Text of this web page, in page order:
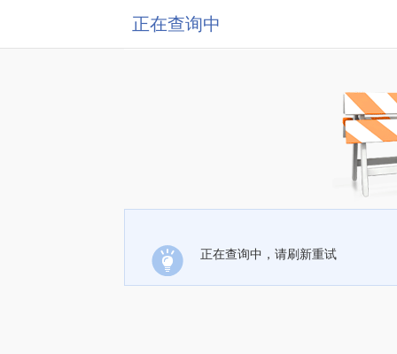
正在查询中
正在查询中，请刷新重试